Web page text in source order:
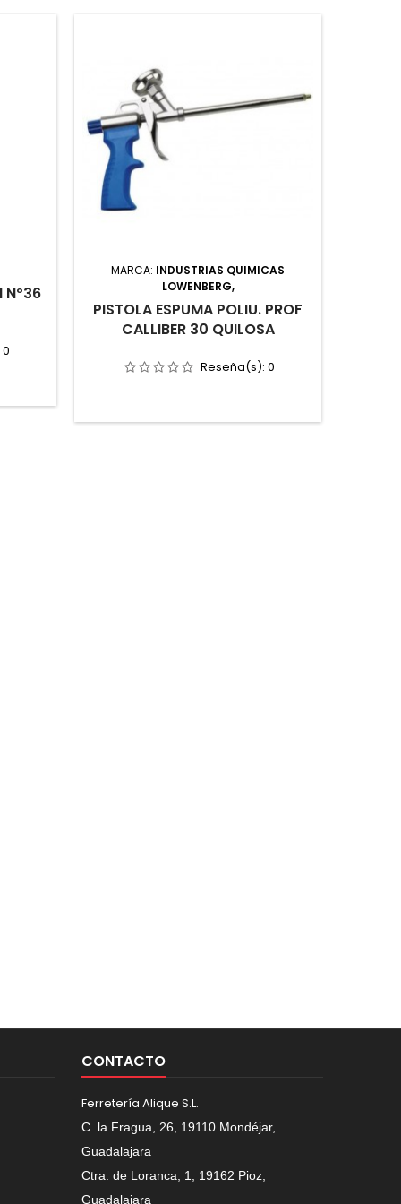
Nº36
0
MARCA: INDUSTRIAS QUIMICAS
LOWENBERG,
PISTOLA ESPUMA POLIU. PROF
CALLIBER 30 QUILOSA
Reseña(s): 0
CONTACTO
Ferretería Alique S.L.
C. la Fragua, 26, 19110 Mondéjar,
Guadalajara
Ctra. de Loranca, 1, 19162 Pioz,
Guadalajara